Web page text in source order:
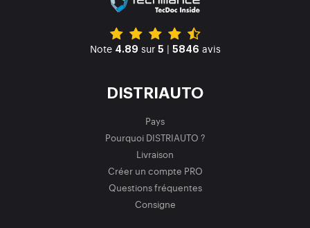
Note 4.89 sur 5 | 5846 avis
DISTRIAUTO
Pays
Pourquoi DISTRIAUTO ?
Livraison
Créer un compte PRO
Questions fréquentes
Consigne